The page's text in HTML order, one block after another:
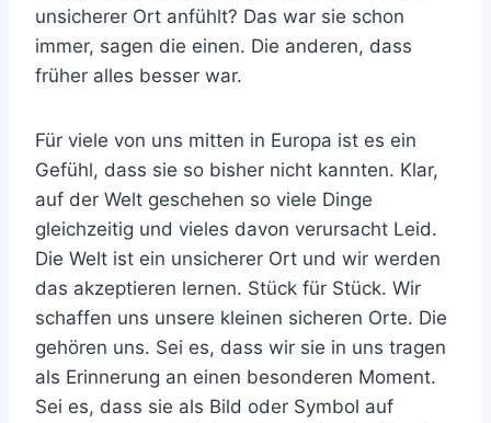
unsicherer Ort anfühlt? Das war sie schon
immer, sagen die einen. Die anderen, dass
früher alles besser war.
Für viele von uns mitten in Europa ist es ein
Gefühl, dass sie so bisher nicht kannten. Klar,
auf der Welt geschehen so viele Dinge
gleichzeitig und vieles davon verursacht Leid.
Die Welt ist ein unsicherer Ort und wir werden
das akzeptieren lernen. Stück für Stück. Wir
schaffen uns unsere kleinen sicheren Orte. Die
gehören uns. Sei es, dass wir sie in uns tragen
als Erinnerung an einen besonderen Moment.
Sei es, dass sie als Bild oder Symbol auf